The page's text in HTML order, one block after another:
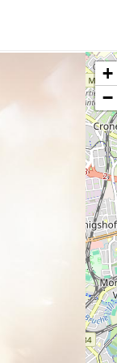
+
−